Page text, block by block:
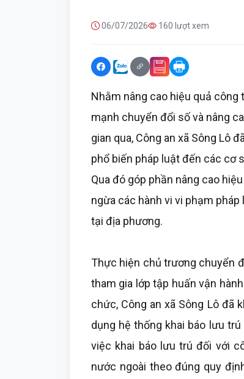
06/07/2026 160 lượt xem
Nhằm nâng cao hiệu quả
mạnh chuyển đổi số và nâng
gian qua, Công an xã Sông Lô
phổ biến pháp luật đến các cơ
Qua đó góp phần nâng cao
ngừa các hành vi vi phạm
tại địa phương.
Thực hiện chủ trương chuyển
tham gia lớp tập huấn vận
chức, Công an xã Sông Lô đã
dụng hệ thống khai báo lưu
việc khai báo lưu trú đối với
nước ngoài theo đúng quy